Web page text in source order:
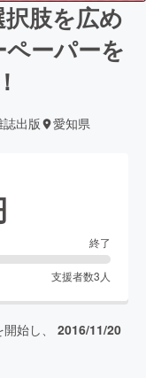
択肢を広め
ーパーを
出版 愛知県
終了
支援者数3 人
始し、 2016/11/20